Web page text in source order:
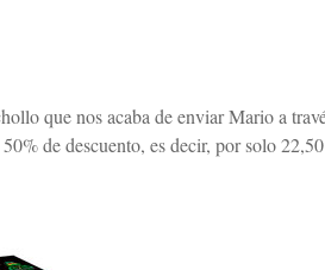
que nos acaba de enviar Mario a
de descuento, es decir, por solo